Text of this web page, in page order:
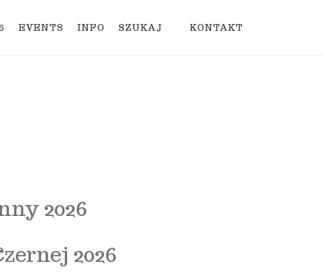
EVENTS INFO SZUKAJ KONTAKT
2026
2026